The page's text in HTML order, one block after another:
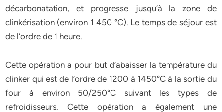
décarbonatation, et progresse jusqu’à la zone de
clinkérisation (environ 1 450 °C). Le temps de séjour est
de l’ordre de 1 heure.
Cette opération a pour but d’abaisser la température du
clinker qui est de l’ordre de 1200 à 1450°C à la sortie du
four à environ 50/250°C suivant les types de
refroidisseurs. Cette opération a également une